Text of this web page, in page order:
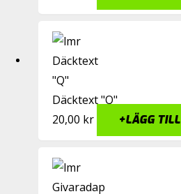
Däcktext "Q"
20,00 kr +LÄGG TILL